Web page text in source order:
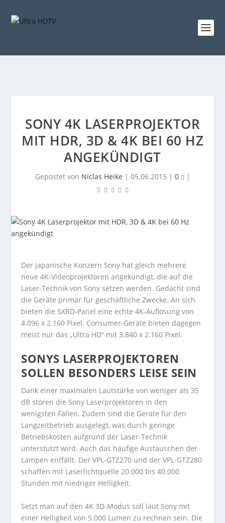
SONY 4K LASERPROJEKTOR
MIT HDR, 3D & 4K BEI 60 HZ
ANGEKÜNDIGT
Gepostet von Niclas Heike | 05.06.2015 | 0 |
Der japanische Konzern Sony hat gleich mehrere
neue 4K-Videoprojektoren angekündigt, die auf die
Laser-Technik von Sony setzen werden. Gedacht sind
die Geräte primär für geschäftliche Zwecke. An sich
bieten die SXRD-Panel eine echte 4K-Auflösung von
4.096 x 2.160 Pixel. Consumer-Geräte bieten dagegen
meist nur das „Ultra HD“ mit 3.840 x 2.160 Pixel.
SONYS LASERPROJEKTOREN
SOLLEN BESONDERS LEISE SEIN
Dank einer maximalen Lautstärke von weniger als 35
dB stören die Sony Laserprojektoren in den
wenigsten Fällen. Zudem sind die Geräte für den
Langzeitbetrieb ausgelegt, was durch geringe
Betriebskosten aufgrund der Laser-Technik
unterstützt wird. Auch das häufige Austauschen der
Lampen entfällt. Der VPL-GTZ270 und der VPL-GTZ280
schaffen mit Laserlichtquelle 20.000 bis 40.000
Stunden mit niedriger Helligkeit.
Setzt man auf den 4K 3D-Modus soll laut Sony mit
einer Helligkeit von 5.000 Lumen zu rechnen sein. Die